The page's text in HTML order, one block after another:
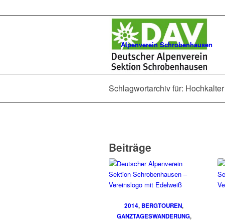
Alpenverein Schrobenhausen
Schlagwortarchiv für: Hochkalter
Beiträge
2014, BERGTOUREN,
GANZTAGESWANDERUNG,